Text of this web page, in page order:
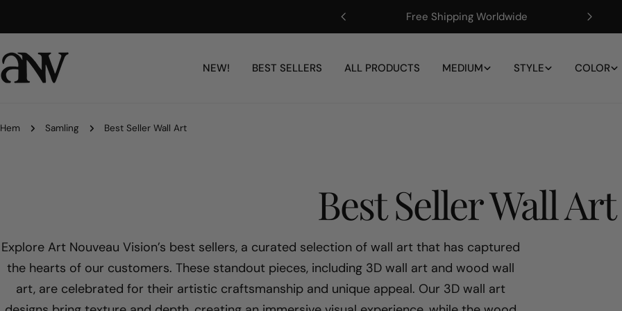
Artisan-Made, Fully Customizable
NEW! BEST SELLERS ALL PRODUCTS MEDIUM STYLE COLOR
Hem Samling Best Seller Wall Art
S
a
m
Best Seller Wall Art
Explore Art Nouveau Vision’s best sellers, a curated selection of wall art that has captured
the hearts of our customers. These standout pieces, including 3D wall art and wood wall
art, are celebrated for their artistic craftsmanship and unique appeal. Our 3D wall art